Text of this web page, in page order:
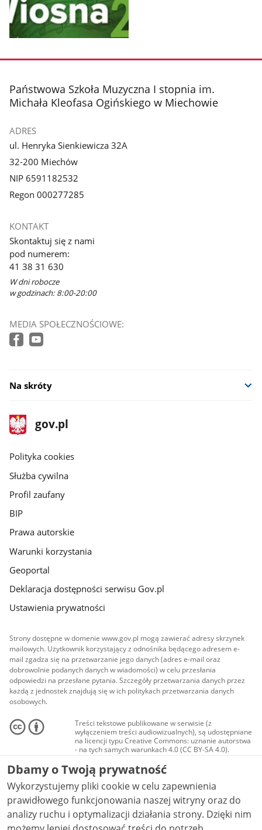
zdjęcie
galerii.
stopka
Państwowa Szkoła Muzyczna I stopnia im.
Michała Kleofasa Ogińskiego w Miechowie
ADRES
ul. Henryka Sienkiewicza 32A
32-200 Miechów
NIP 6591182532
Regon 000277285
KONTAKT
Skontaktuj się z nami
pod numerem:
41 38 31 630
W dni robocze
w godzinach: 8:00-20:00
MEDIA SPOŁECZNOŚCIOWE:
Na skróty
stopka
gov.pl
Strona
gov.pl
gov.pl
Polityka cookies
Służba cywilna
Profil zaufany
BIP
Prawa autorskie
Warunki korzystania
Geoportal
Deklaracja dostępności serwisu Gov.pl
Ustawienia prywatności
Strony dostępne w domenie www.gov.pl mogą zawierać adresy skrzynek
mailowych. Użytkownik korzystający z odnośnika będącego adresem e-
mail zgadza się na przetwarzanie jego danych (adres e-mail oraz
dobrowolnie podanych danych w wiadomości) w celu przesłania
odpowiedzi na przesłane pytania. Szczegóły przetwarzania danych przez
każdą z jednostek znajdują się w ich politykach przetwarzania danych
osobowych.
Treści tekstowe publikowane w serwisie (z
wyłączeniem treści audiowizualnych), są udostępniane
na licencji typu Creative Commons: uznanie autorstwa
- na tych samych warunkach 4.0 (CC BY-SA 4.0).
Materiały audiowizualne, w tym zdjęcia, materiały
audio i wideo, są udostępniane na licencji typu
Creative Commons: uznanie autorstwa użycie
niekomercyjne - bez utworów zależnych 4.0 (CC BY-
NC-ND 4.0), o ile nie jest to stwierdzone inaczej.
Dbamy o Twoją prywatność
Wykorzystujemy pliki cookie w celu zapewnienia
prawidłowego funkcjonowania naszej witryny oraz do
analizy ruchu i optymalizacji działania strony. Dzięki nim